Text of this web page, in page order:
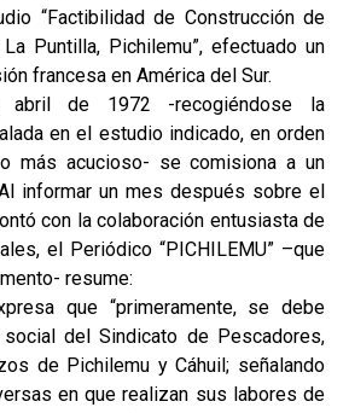
“Factibilidad de Construcción de
Puntilla, Pichilemu”, efectuado un
francesa en América del Sur.
abril de 1972 -recogiéndose la
en el estudio indicado, en orden
más acucioso- se comisiona a un
informar un mes después sobre el
con la colaboración entusiasta de
el Periódico “PICHILEMU” –que
resume:
que “primeramente, se debe
del Sindicato de Pescadores,
de Pichilemu y Cáhuil; señalando
en que realizan sus labores de